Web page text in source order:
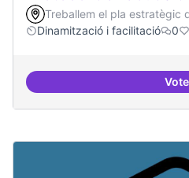
Treballem el pla estratègic
Dinamització i facilitació
0
Vote